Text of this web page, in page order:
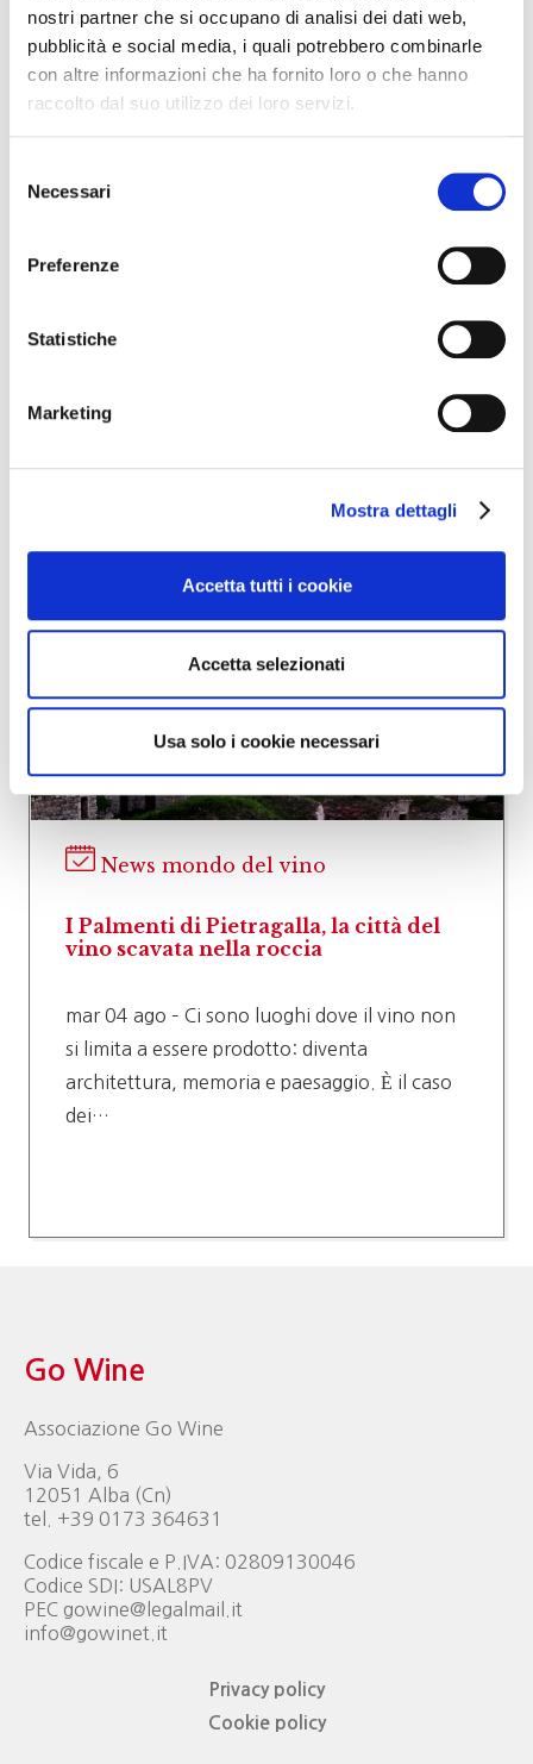
nostri partner che si occupano di analisi dei dati web,
pubblicità e social media, i quali potrebbero combinarle
con altre informazioni che ha fornito loro o che hanno
raccolto dal suo utilizzo dei loro servizi.
delNecessari
Preferenze
Statistiche
Marketing
Mostra dettagli
Accetta tutti i cookie
Accetta selezionati
Usa solo i cookie necessari
Info: tel. 0766849282
info@divinoetrusco.itwww.divinoetrusco.it
Altre news dal
mondo del vino
News mondo del vino
I Palmenti di Pietragalla, la città del
vino scavata nella roccia
mar 04 ago – Ci sono luoghi dove il vino non
si limita a essere prodotto: diventa
architettura, memoria e paesaggio. È il caso
dei…
Go Wine
Associazione Go Wine
Via Vida, 6
12051 Alba (Cn)
tel. +39 0173 364631
Codice fiscale e P.IVA: 02809130046
Codice SDI: USAL8PV
PEC gowine@legalmail.it
info@gowinet.it
Privacy policy
Cookie policy